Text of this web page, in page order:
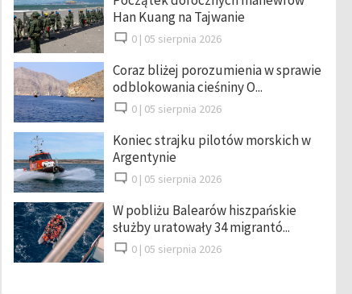
Han Kuang na Tajwanie
0 | 05 sierpnia 2026
Coraz bliżej porozumienia w sprawie
odblokowania cieśniny O...
0 | 05 sierpnia 2026
Koniec strajku pilotów morskich w
Argentynie
0 | 05 sierpnia 2026
W pobliżu Balearów hiszpańskie
służby uratowały 34 migrantó...
0 | 05 sierpnia 2026